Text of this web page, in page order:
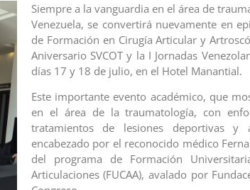
Siempre a la vanguardia en el área de
Venezuela, se convertirá nuevamente en
de Formación en Cirugía Articular y
Aniversario SVCOT y la I Jornadas
días 17 y 18 de julio, en el Hotel Manantial.
Este importante evento académico, que
en el área de la traumatología, con
tratamientos de lesiones deportivas y
encabezado por el reconocido médico
del programa de Formación
Articulaciones (FUCAA), avalado por